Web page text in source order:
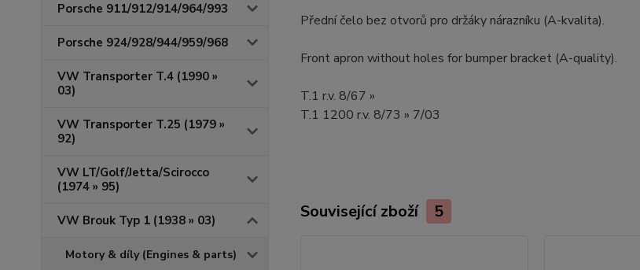
Porsche 911/912/914/964/993
Porsche 924/928/944/959/968
VW Transporter T.4 (1990 »
03)
VW Transporter T.25 (1979 »
92)
VW LT/Golf/Jetta/Scirocco
(1974 » 95)
VW Brouk Typ 1 (1938 » 03)
Motory & díly (Engines & parts)
Přední čelo bez otvorů pro držáky nárazníku (A-kvalita).
Front apron without holes for bumper bracket (A-quality).
T.1 r.v. 8/67 »
T.1 1200 r.v. 8/73 » 7/03
Související zboží 5